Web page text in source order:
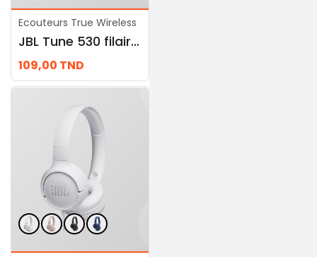
Ecouteurs True Wireless
JBL Tune 530 filaire (câble jack)
109,00 TND